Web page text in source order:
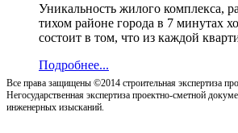
Уникальность жилого комплекса,
тихом районе города в 7 минутах
состоит в том, что из каждой
Подробнее...
Все права защищены ©2014 строительная экспертиза
Негосударственная экспертиза проектно-сметной
инженерных изысканий.